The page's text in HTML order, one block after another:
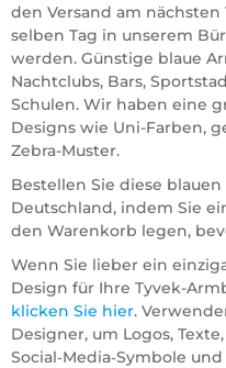
den Versand am
selben Tag in unserem
werden. Günstige blaue
Nachtclubs, Bars,
Schulen. Wir haben eine
Designs wie Uni-Farben,
Zebra-Muster.
Bestellen Sie diese
Deutschland, indem Sie
den Warenkorb legen,
Wenn Sie lieber ein
Design für Ihre Tyvek-
klicken Sie hier.
Designer, um Logos, Texte,
Social‑Media‑Symbole